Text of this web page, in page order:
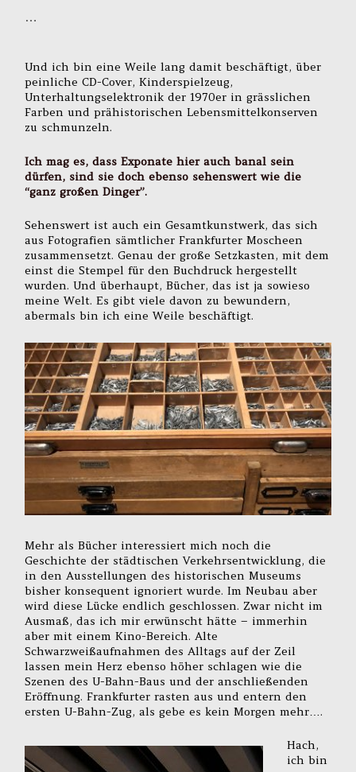
…
Und ich bin eine Weile lang damit beschäftigt, über
peinliche CD-Cover, Kinderspielzeug,
Unterhaltungselektronik der 1970er in grässlichen
Farben und prähistorischen Lebensmittelkonserven
zu schmunzeln.
Ich mag es, dass Exponate hier auch banal sein
dürfen, sind sie doch ebenso sehenswert wie die
“ganz großen Dinger”.
Sehenswert ist auch ein Gesamtkunstwerk, das sich
aus Fotografien sämtlicher Frankfurter Moscheen
zusammensetzt. Genau der große Setzkasten, mit dem
einst die Stempel für den Buchdruck hergestellt
wurden. Und überhaupt, Bücher, das ist ja sowieso
meine Welt. Es gibt viele davon zu bewundern,
abermals bin ich eine Weile beschäftigt.
Mehr als Bücher interessiert mich noch die
Geschichte der städtischen Verkehrsentwicklung, die
in den Ausstellungen des historischen Museums
bisher konsequent ignoriert wurde. Im Neubau aber
wird diese Lücke endlich geschlossen. Zwar nicht im
Ausmaß, das ich mir erwünscht hätte – immerhin
aber mit einem Kino-Bereich. Alte
Schwarzweißaufnahmen des Alltags auf der Zeil
lassen mein Herz ebenso höher schlagen wie die
Szenen des U-Bahn-Baus und der anschließenden
Eröffnung. Frankfurter rasten aus und entern den
ersten U-Bahn-Zug, als gebe es kein Morgen mehr….
Hach,
ich bin